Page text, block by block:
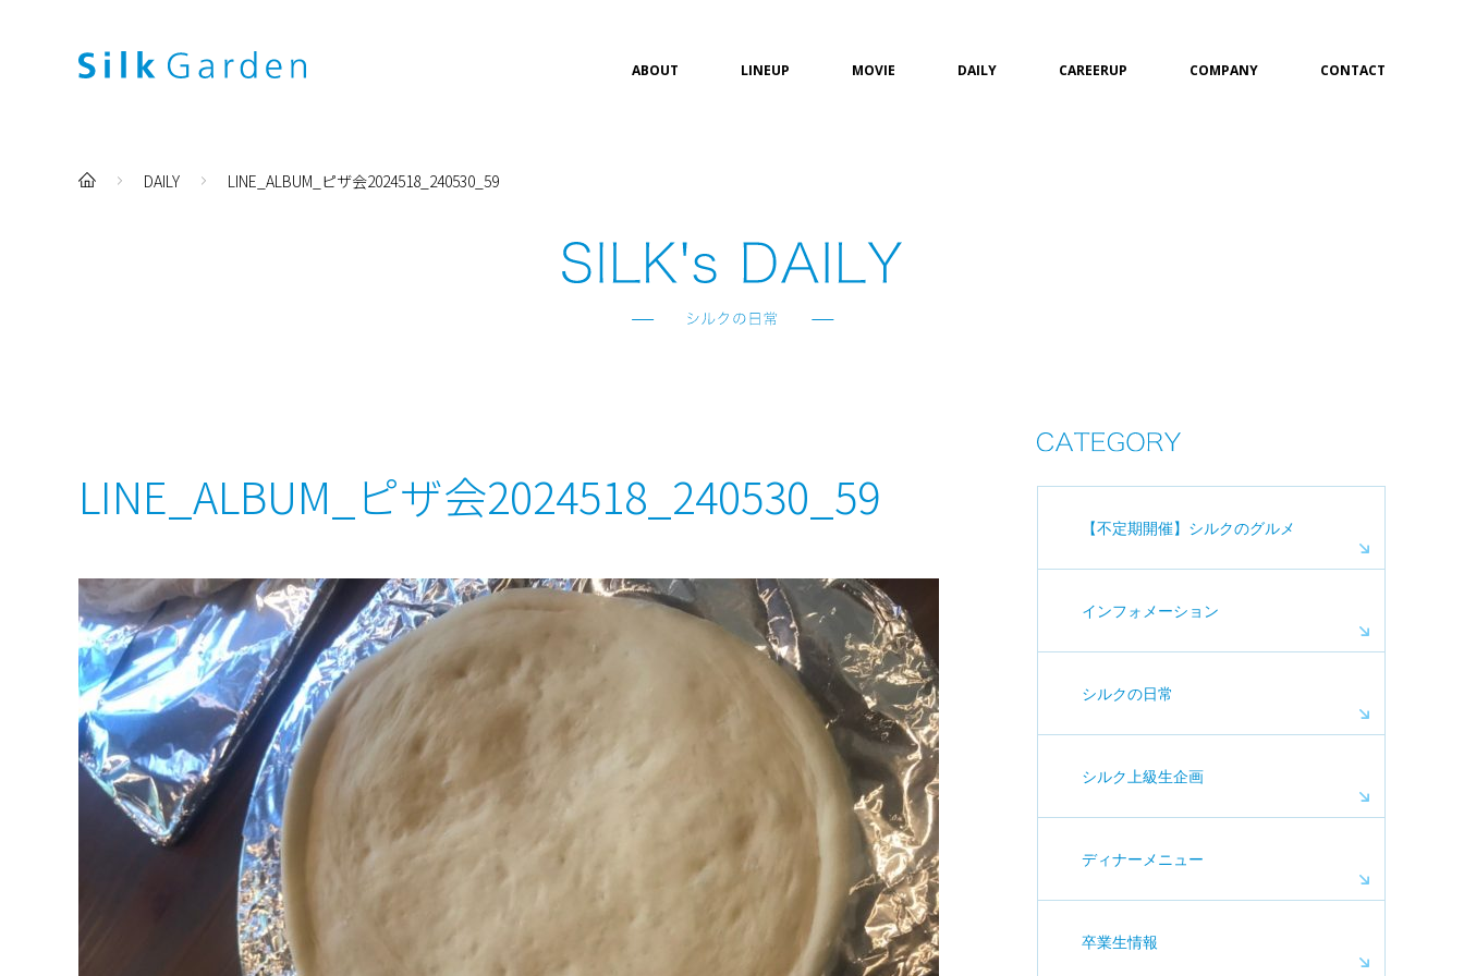
ABOUT LINEUP MOVIE DAILY CAREERUP COMPANY CONTACT
DAILY LINE_ALBUM_ピザ会2024518_240530_59
LINE_ALBUM_ピザ会2024518_240530_59
【不定期開催】シルクのグルメ
インフォメーション
シルクの日常
シルク上級生企画
ディナーメニュー
卒業生情報